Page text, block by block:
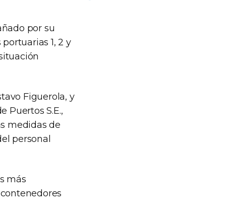
por su
1, 2 y
Figuerola, y
Puertos S.E.,
medidas de
personal
más